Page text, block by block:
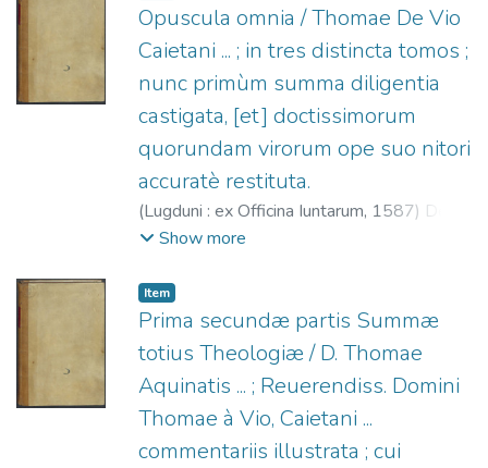
Opuscula omnia / Thomae De Vio
Caietani ... ; in tres distincta tomos ;
nunc primùm summa diligentia
castigata, [et] doctissimorum
quorundam virorum ope suo nitori
accuratè restituta.
(Lugduni : ex Officina Iuntarum, 1587) De
Vio, Tommaso (O.P.), 1469-1534.
Show more
Item
Prima secundæ partis Summæ
totius Theologiæ / D. Thomae
Aquinatis ... ; Reuerendiss. Domini
Thomae à Vio, Caietani ...
commentariis illustrata ; cui